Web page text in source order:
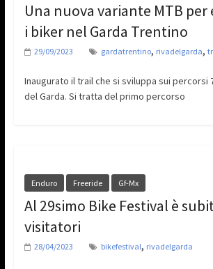
Una nuova variante MTB
i biker nel Garda Trentino
29/09/2023 gardatrentino, rivadelgarda,
Inaugurato il trail che si sviluppa sui percorsi
del Garda. Si tratta del primo percorso
Enduro Freeride Gf-Mx
Al 29simo Bike Festival è
visitatori
28/04/2023 bikefestival, rivadelgarda